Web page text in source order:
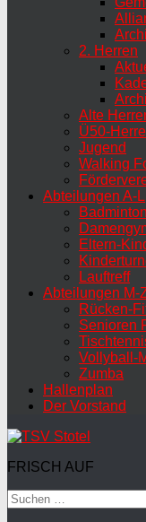
2. Herren
Alte
Ü50-
Jugend
Walking
Abteilungen A-L
Badminton
Eltern-
Lauftreff
Abteilungen M-
Rücken-
Senioren
Vollyball-
Zumba
Hallenplan
Der Vorstand
FRISCH AUF
Suchen
nach: